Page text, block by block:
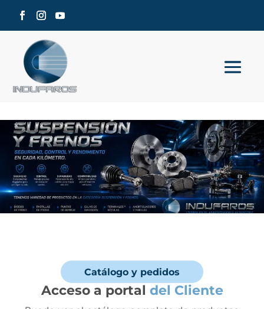
Catálogo y pedidos
Acceso a portal del Cliente